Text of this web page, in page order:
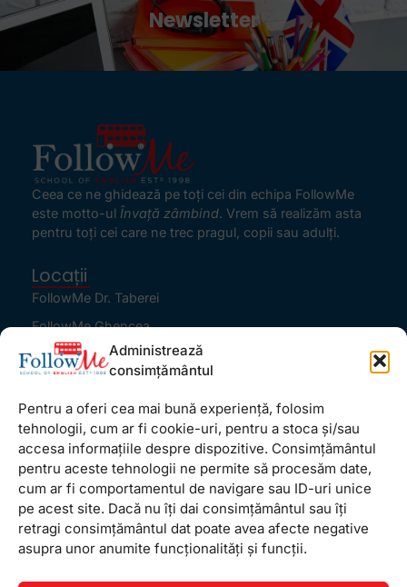
Administrează
consimțământul
Pentru a oferi cea mai bună experiență, folosim
tehnologii, cum ar fi cookie-uri, pentru a stoca și/sau
accesa informațiile despre dispozitive. Consimțământul
pentru aceste tehnologii ne permite să procesăm date,
cum ar fi comportamentul de navigare sau ID-uri unice
pe acest site. Dacă nu îți dai consimțământul sau îți
retragi consimțământul dat poate avea afecte negative
asupra unor anumite funcționalități și funcții.
Newsletter
Ceea ce ne ghidează pe toţi cei din echipa FollowMe
este motto-ul Învaţă zâmbind. Vrem să realizăm asta
pentru toţi cei care ne trec pragul, copii sau adulţi.
Locații
FollowMe Dr. Taberei
FollowMe Ghencea
FollowMe Titan
Informații Utile
Regulament FollowMe
Structură an școlar
Contact
Testimoniale
GDPR